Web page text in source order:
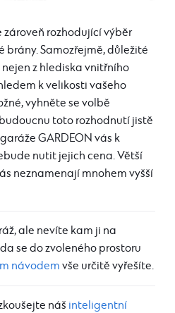
zároveň rozhodující výběr
brány. Samozřejmě, důležité
z hlediska vnitřního
k velikosti vašeho
vyhněte se volbě
toto rozhodnutí jistě
GARDEON vás k
nutit jejich cena. Větší
neznamenají mnohem vyšší
ale nevíte kam ji na
se do zvoleného prostoru
návodem vše určitě vyřešíte.
náš inteligentní